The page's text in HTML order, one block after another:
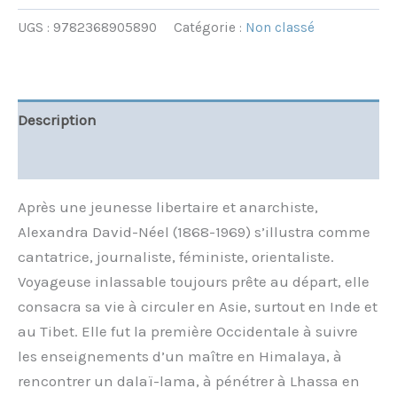
UGS : 9782368905890 Catégorie : Non classé
Description
Après une jeunesse libertaire et anarchiste,
Alexandra David-Néel (1868-1969) s’illustra comme
cantatrice, journaliste, féministe, orientaliste.
Voyageuse inlassable toujours prête au départ, elle
consacra sa vie à circuler en Asie, surtout en Inde et
au Tibet. Elle fut la première Occidentale à suivre
les enseignements d’un maître en Himalaya, à
rencontrer un dalaï-lama, à pénétrer à Lhassa en